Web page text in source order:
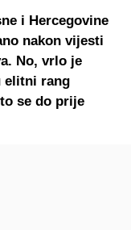
i Hercegovine
nakon vijesti
No, vrlo je
elitni rang
se do prije